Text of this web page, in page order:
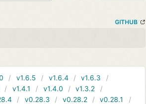
GITHUB
v1.6.5 v1.6.4
v1.6.3
v1.4.1 v1.4.0
v1.3.2
v0.28.3 v0.28.2
v0.28.1